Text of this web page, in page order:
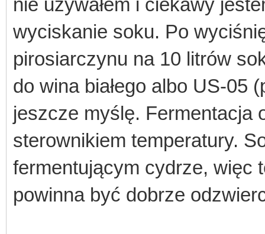
wyciskanie soku. Po
pirosiarczynu na 10 litrów
do wina białego albo US-05
jeszcze myślę. Fermentacja
sterownikiem temperatury.
fermentującym cydrze, więc
powinna być dobrze